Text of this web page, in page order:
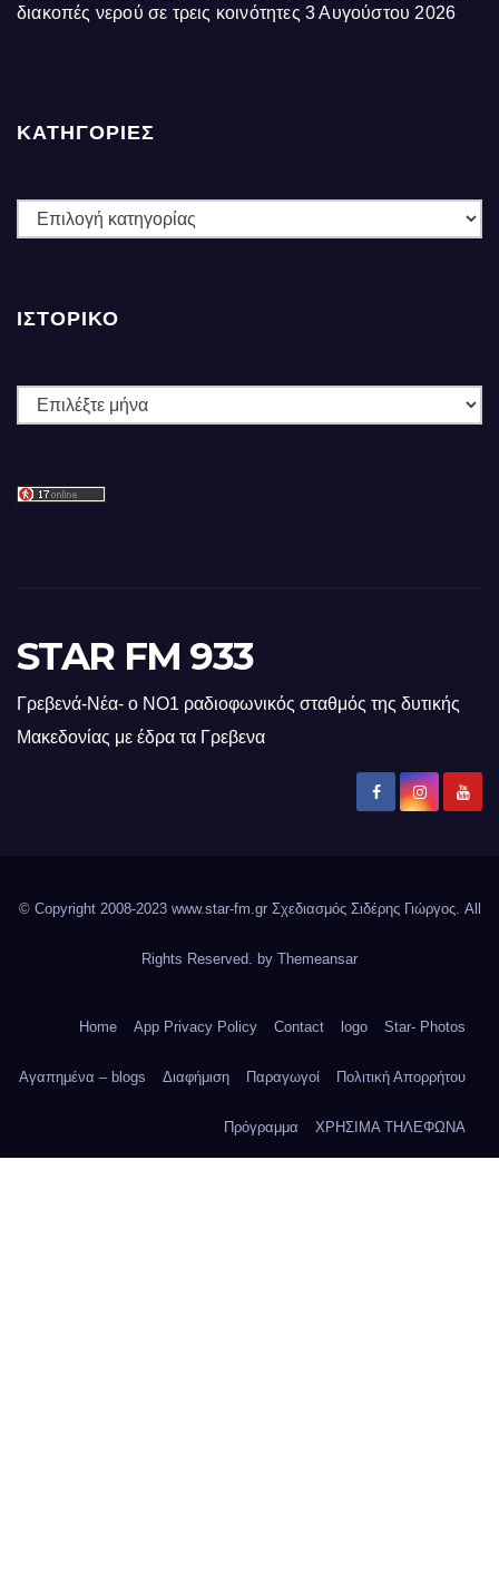
διακοπές νερού σε τρεις κοινότητες 3 Αυγούστου 2026
ΚΑΤΗΓΟΡΙΕΣ
ΚΑΤΗΓΟΡΙΕΣ
ΙΣΤΟΡΙΚΌ
Ιστορικό
STAR FM 933
Γρεβενά-Νέα- ο ΝΟ1 ραδιοφωνικός σταθμός της δυτικής
Μακεδονίας με έδρα τα Γρεβενα
© Copyright 2008-2023 www.star-fm.gr Σχεδιασμός Σιδέρης Γιώργος. All
Rights Reserved. by Themeansar
Home App Privacy Policy Contact logo Star- Photos
Αγαπημένα – blogs Διαφήμιση Παραγωγοί Πολιτική Απορρήτου
Πρόγραμμα ΧΡΗΣΙΜΑ ΤΗΛΕΦΩΝΑ